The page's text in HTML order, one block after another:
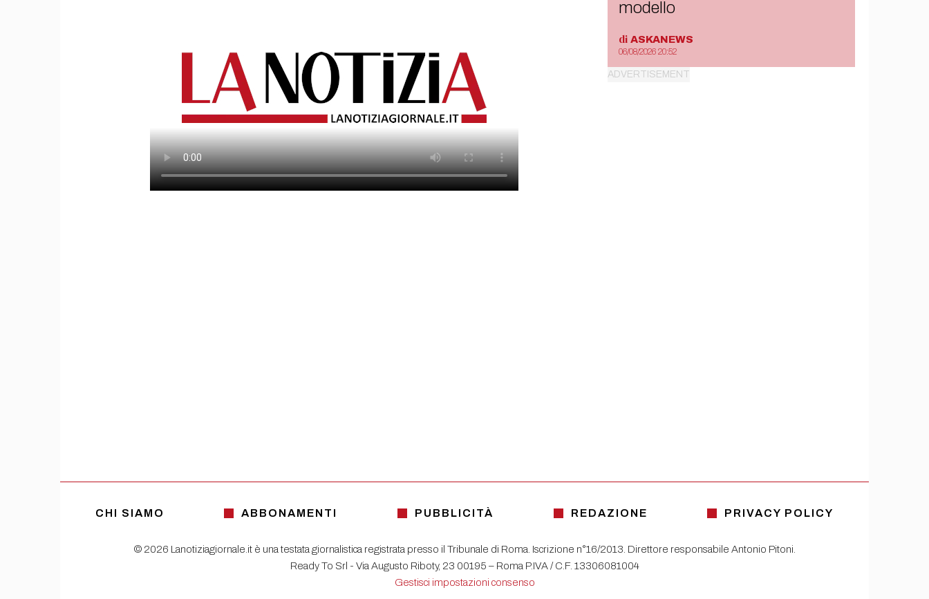
modello
di ASKANEWS
06/08/2026 20:52
CHI SIAMO ABBONAMENTI PUBBLICITÀ REDAZIONE PRIVACY POLICY
© 2026 Lanotiziagiornale.it è una testata giornalistica registrata presso il Tribunale di Roma. Iscrizione n°16/2013. Direttore responsabile Antonio Pitoni.
Ready To Srl - Via Augusto Riboty, 23 00195 – Roma P.IVA / C.F. 13306081004
Gestisci impostazioni consenso